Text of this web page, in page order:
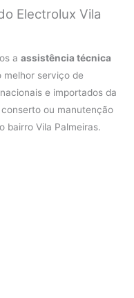
Electrolux Vila
aassistência técnica
melhor serviço de
e importados da
ou manutenção
bairro Vila Palmeiras.